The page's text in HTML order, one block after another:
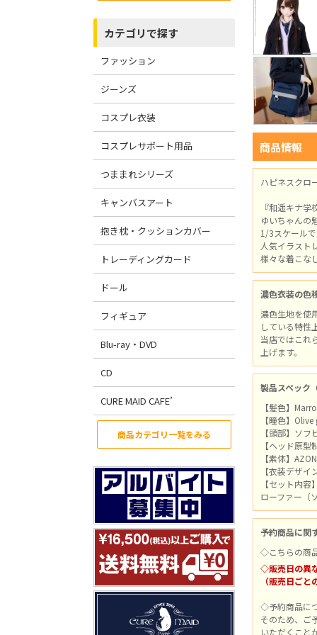
カテゴリで探す
ファッション
ジーンズ
コスプレ衣装
コスプレサポート用品
つままれシリーズ
キャンバスアート
抱き枕・クッションカバー
トレーディングカード
ドール
フィギュア
Blu-ray・DVD
CD
CURE MAID CAFE’
商品カテゴリ一覧をみる
商品情報
ハピネスクロ
『和遥キナ
ゆいちゃんの
1/3スケール
人気イラスト
様々な着こな
濃色衣装の色
濃色生地を使
している特性
当店ではこれ
上げます。
製品スペック
【髪色】
【瞳色】
【頭部】ソ
【ヘッド原
【素体】
【衣装デザ
【セット内
ローファー（
予約商品に関
◇こちらの商
◇販売日の異
（販売日ご
◇予約商品に
そのため、ご
いただくこと